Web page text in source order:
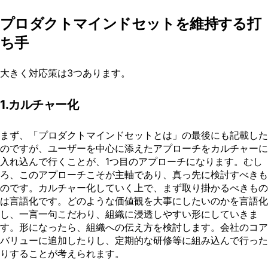
プロダクトマインドセットを維持する打
ち手
大きく対応策は3つあります。
1.カルチャー化
まず、「プロダクトマインドセットとは」の最後にも記載した
のですが、ユーザーを中心に添えたアプローチをカルチャーに
入れ込んで行くことが、1つ目のアプローチになります。むし
ろ、このアプローチこそが主軸であり、真っ先に検討すべきも
のです。カルチャー化していく上で、まず取り掛かるべきもの
は言語化です。どのような価値観を大事にしたいのかを言語化
し、一言一句こだわり、組織に浸透しやすい形にしていきま
す。形になったら、組織への伝え方を検討します。会社のコア
バリューに追加したりし、定期的な研修等に組み込んで行った
りすることが考えられます。